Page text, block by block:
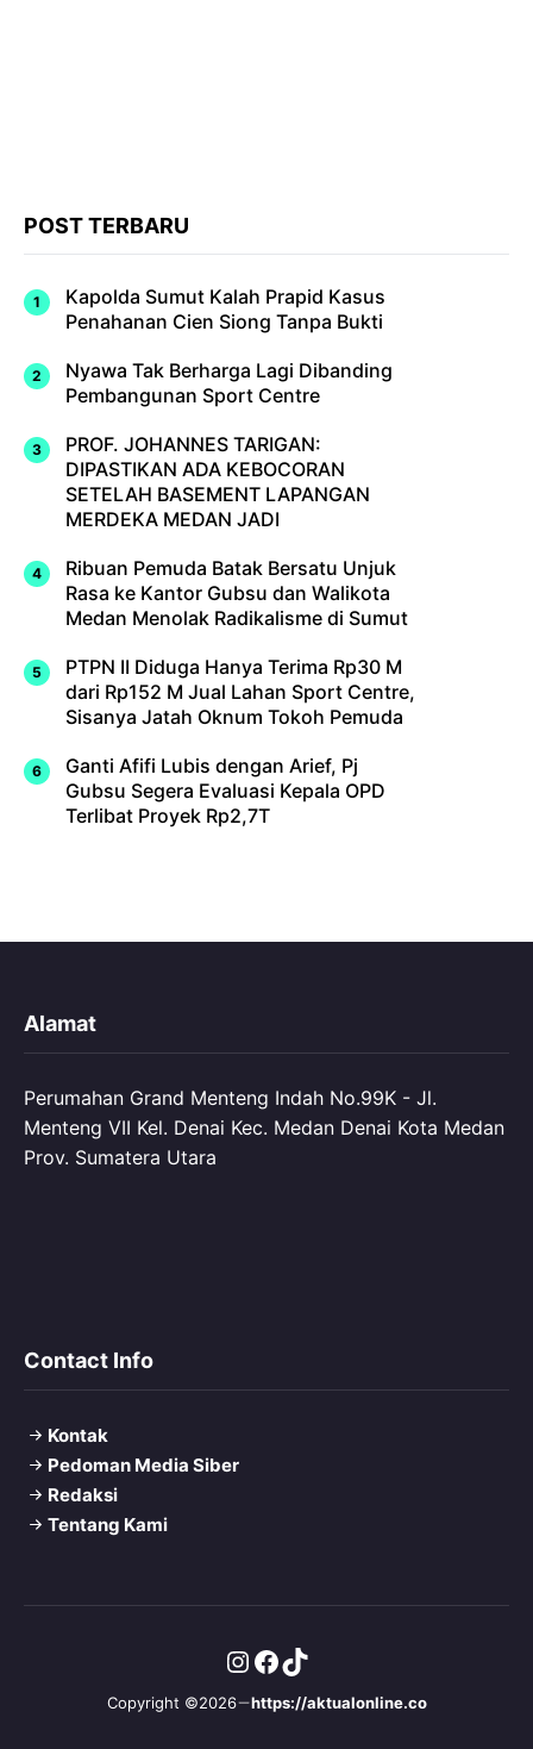
POST TERBARU
Kapolda Sumut Kalah Prapid Kasus
Penahanan Cien Siong Tanpa Bukti
Nyawa Tak Berharga Lagi Dibanding
Pembangunan Sport Centre
PROF. JOHANNES TARIGAN:
DIPASTIKAN ADA KEBOCORAN
SETELAH BASEMENT LAPANGAN
MERDEKA MEDAN JADI
Ribuan Pemuda Batak Bersatu Unjuk
Rasa ke Kantor Gubsu dan Walikota
Medan Menolak Radikalisme di Sumut
PTPN II Diduga Hanya Terima Rp30 M
dari Rp152 M Jual Lahan Sport Centre,
Sisanya Jatah Oknum Tokoh Pemuda
Ganti Afifi Lubis dengan Arief, Pj
Gubsu Segera Evaluasi Kepala OPD
Terlibat Proyek Rp2,7T
Alamat
Perumahan Grand Menteng Indah No.99K - Jl.
Menteng VII Kel. Denai Kec. Medan Denai Kota Medan
Prov. Sumatera Utara
Contact Info
Kontak
Pedoman Media Siber
Redaksi
Tentang Kami
Copyright ©2026 https://aktualonline.co
Instagram
Facebook
TikTok